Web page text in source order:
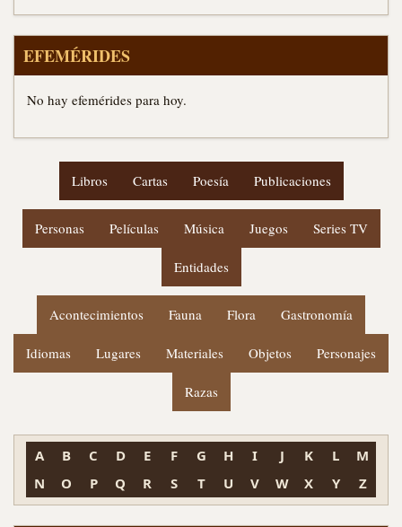
EFEMÉRIDES
No hay efemérides para hoy.
Libros Cartas Poesía Publicaciones
Personas Películas Música Juegos Series TV
Entidades
Acontecimientos Fauna Flora Gastronomía
Idiomas Lugares Materiales Objetos Personajes
Razas
A B C D E F G H I J K L
M
N
O P Q R S T U V W X Y Z